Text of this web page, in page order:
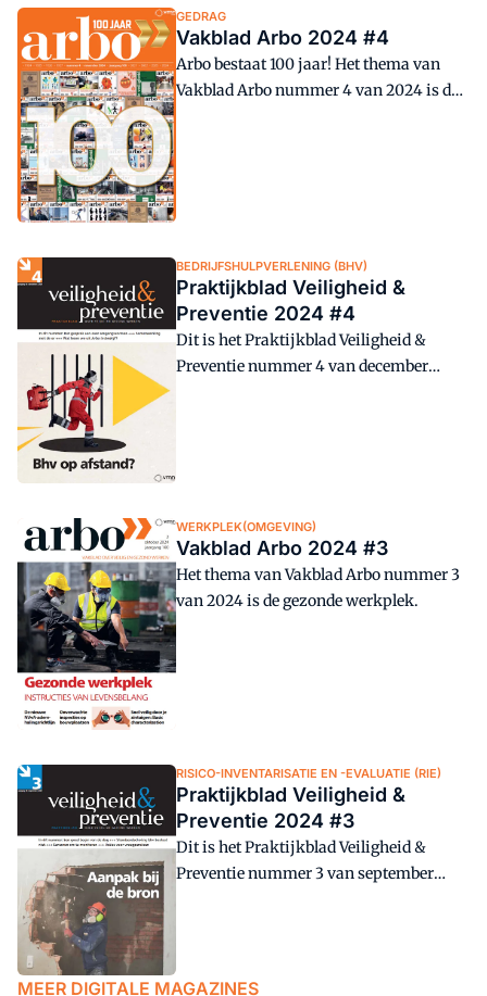
GEDRAG
Vakblad Arbo 2024 #4
Arbo bestaat 100 jaar! Het thema van
Vakblad Arbo nummer 4 van 2024 is dan
BEDRIJFSHULPVERLENING (BHV)
Praktijkblad Veiligheid &
Preventie 2024 #4
Dit is het Praktijkblad Veiligheid &
Preventie nummer 4 van december
WERKPLEK(OMGEVING)
Vakblad Arbo 2024 #3
Het thema van Vakblad Arbo nummer 3
van 2024 is de gezonde werkplek.
RISICO-INVENTARISATIE EN -EVALUATIE (RIE)
Praktijkblad Veiligheid &
Preventie 2024 #3
Dit is het Praktijkblad Veiligheid &
Preventie nummer 3 van september
MEER DIGITALE MAGAZINES